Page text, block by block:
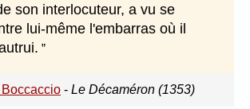
son interlocuteur, a vu se
lui-même l'embarras où il
- Le Décaméron (1353)